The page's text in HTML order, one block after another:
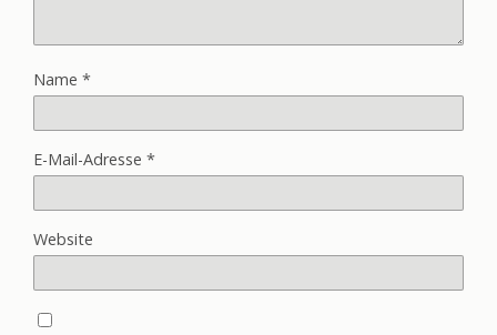
Name *
E-Mail-Adresse *
Website